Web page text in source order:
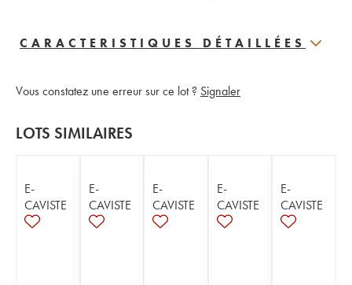
CARACTERISTIQUES DÉTAILLÉES
Vous constatez une erreur sur ce lot ? Signaler
LOTS SIMILAIRES
E-
CAVISTE
E-
CAVISTE
E-
CAVISTE
E-
CAVISTE
E-
CAVISTE